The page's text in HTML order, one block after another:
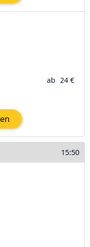
ab 24 €
15:50